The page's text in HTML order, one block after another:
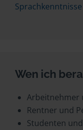
Sprachkenntnisse
Wen ich
Arbeitnehmer
Rentner und
Studenten